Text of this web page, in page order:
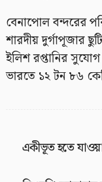
বেনাপোল বন্দরের
শারদীয় দুর্গাপূজার
ইলিশ রপ্তানির
ভারতে ১২ টন ৮৬
একীভূত হতে